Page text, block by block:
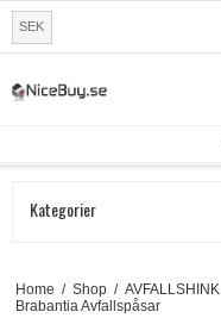
SEK
Kategorier
Home / Shop / AVFALLSHINK
Brabantia Avfallspåsar